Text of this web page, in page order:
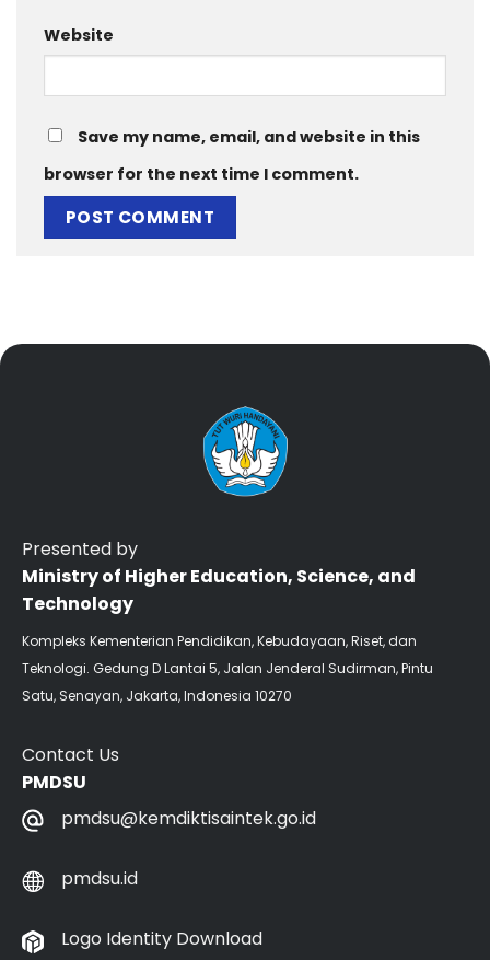
Website
Save my name, email, and website in this
browser for the next time I comment.
Presented by
Ministry of Higher Education, Science, and
Technology
Kompleks Kementerian Pendidikan, Kebudayaan, Riset, dan
Teknologi. Gedung D Lantai 5, Jalan Jenderal Sudirman, Pintu
Satu, Senayan, Jakarta, Indonesia 10270
Contact Us
PMDSU
pmdsu@kemdiktisaintek.go.id
pmdsu.id
Logo Identity Download